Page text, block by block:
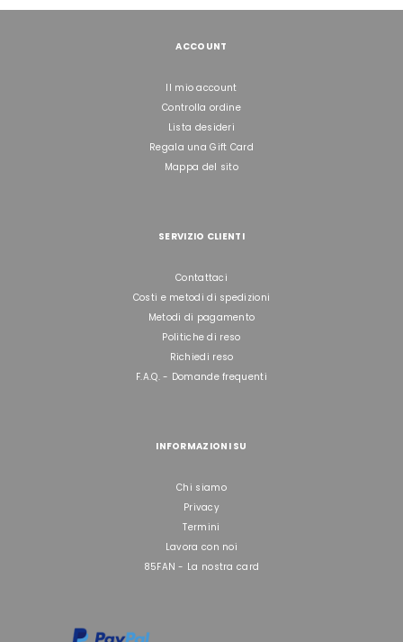
ACCOUNT
Il mio account
Controlla ordine
Lista desideri
Regala una Gift Card
Mappa del sito
SERVIZIO CLIENTI
Contattaci
Costi e metodi di spedizioni
Metodi di pagamento
Politiche di reso
Richiedi reso
F.A.Q. - Domande frequenti
INFORMAZIONI SU
Chi siamo
Privacy
Termini
Lavora con noi
85FAN - La nostra card